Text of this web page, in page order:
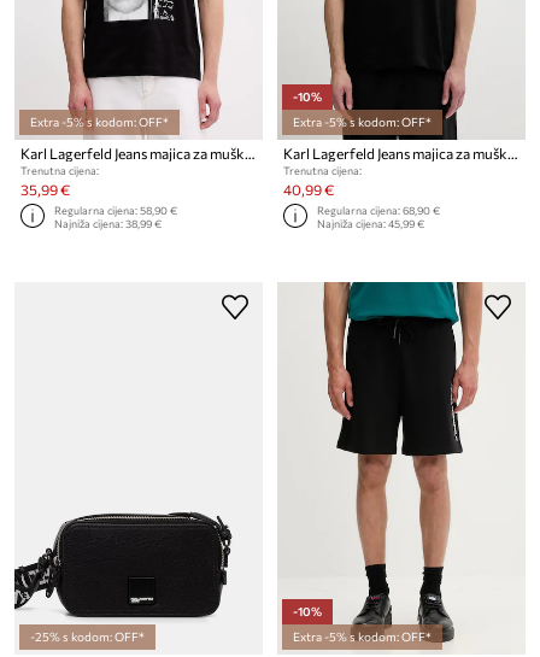
Extra -5% s kodom: OFF*
Trenutna cijena:
35,99 €
Regularna cijena:58,90 €
Najniža cijena:38,99 €
-10%
Extra -5% s kodom: OFF*
Trenutna cijena:
40,99 €
Regularna cijena:68,90 €
Najniža cijena:45,99 €
-25% s kodom: OFF*
-10%
Extra -5% s kodom: OFF*